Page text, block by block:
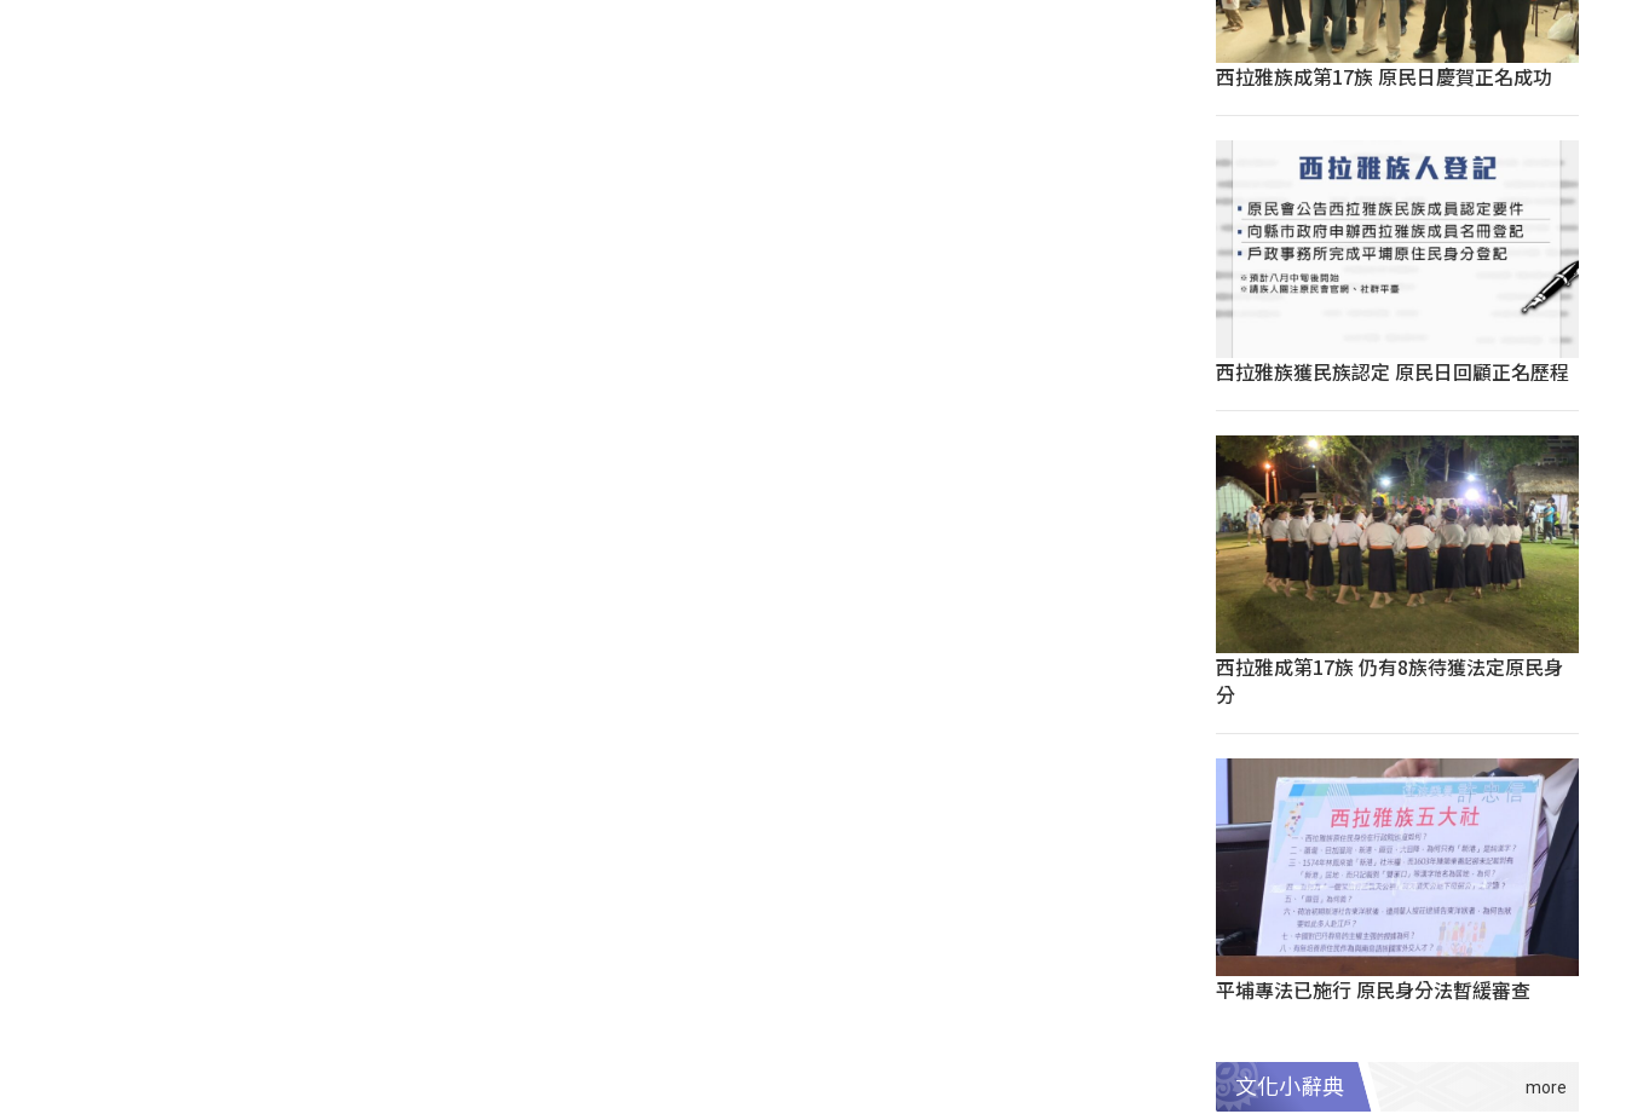
西拉雅族成第17族 原民日慶賀正名成功
西拉雅族獲民族認定 原民日回顧正名歷程
西拉雅成第17族 仍有8族待獲法定原民身
分
平埔專法已施行 原民身分法暫緩審查
文化小辭典